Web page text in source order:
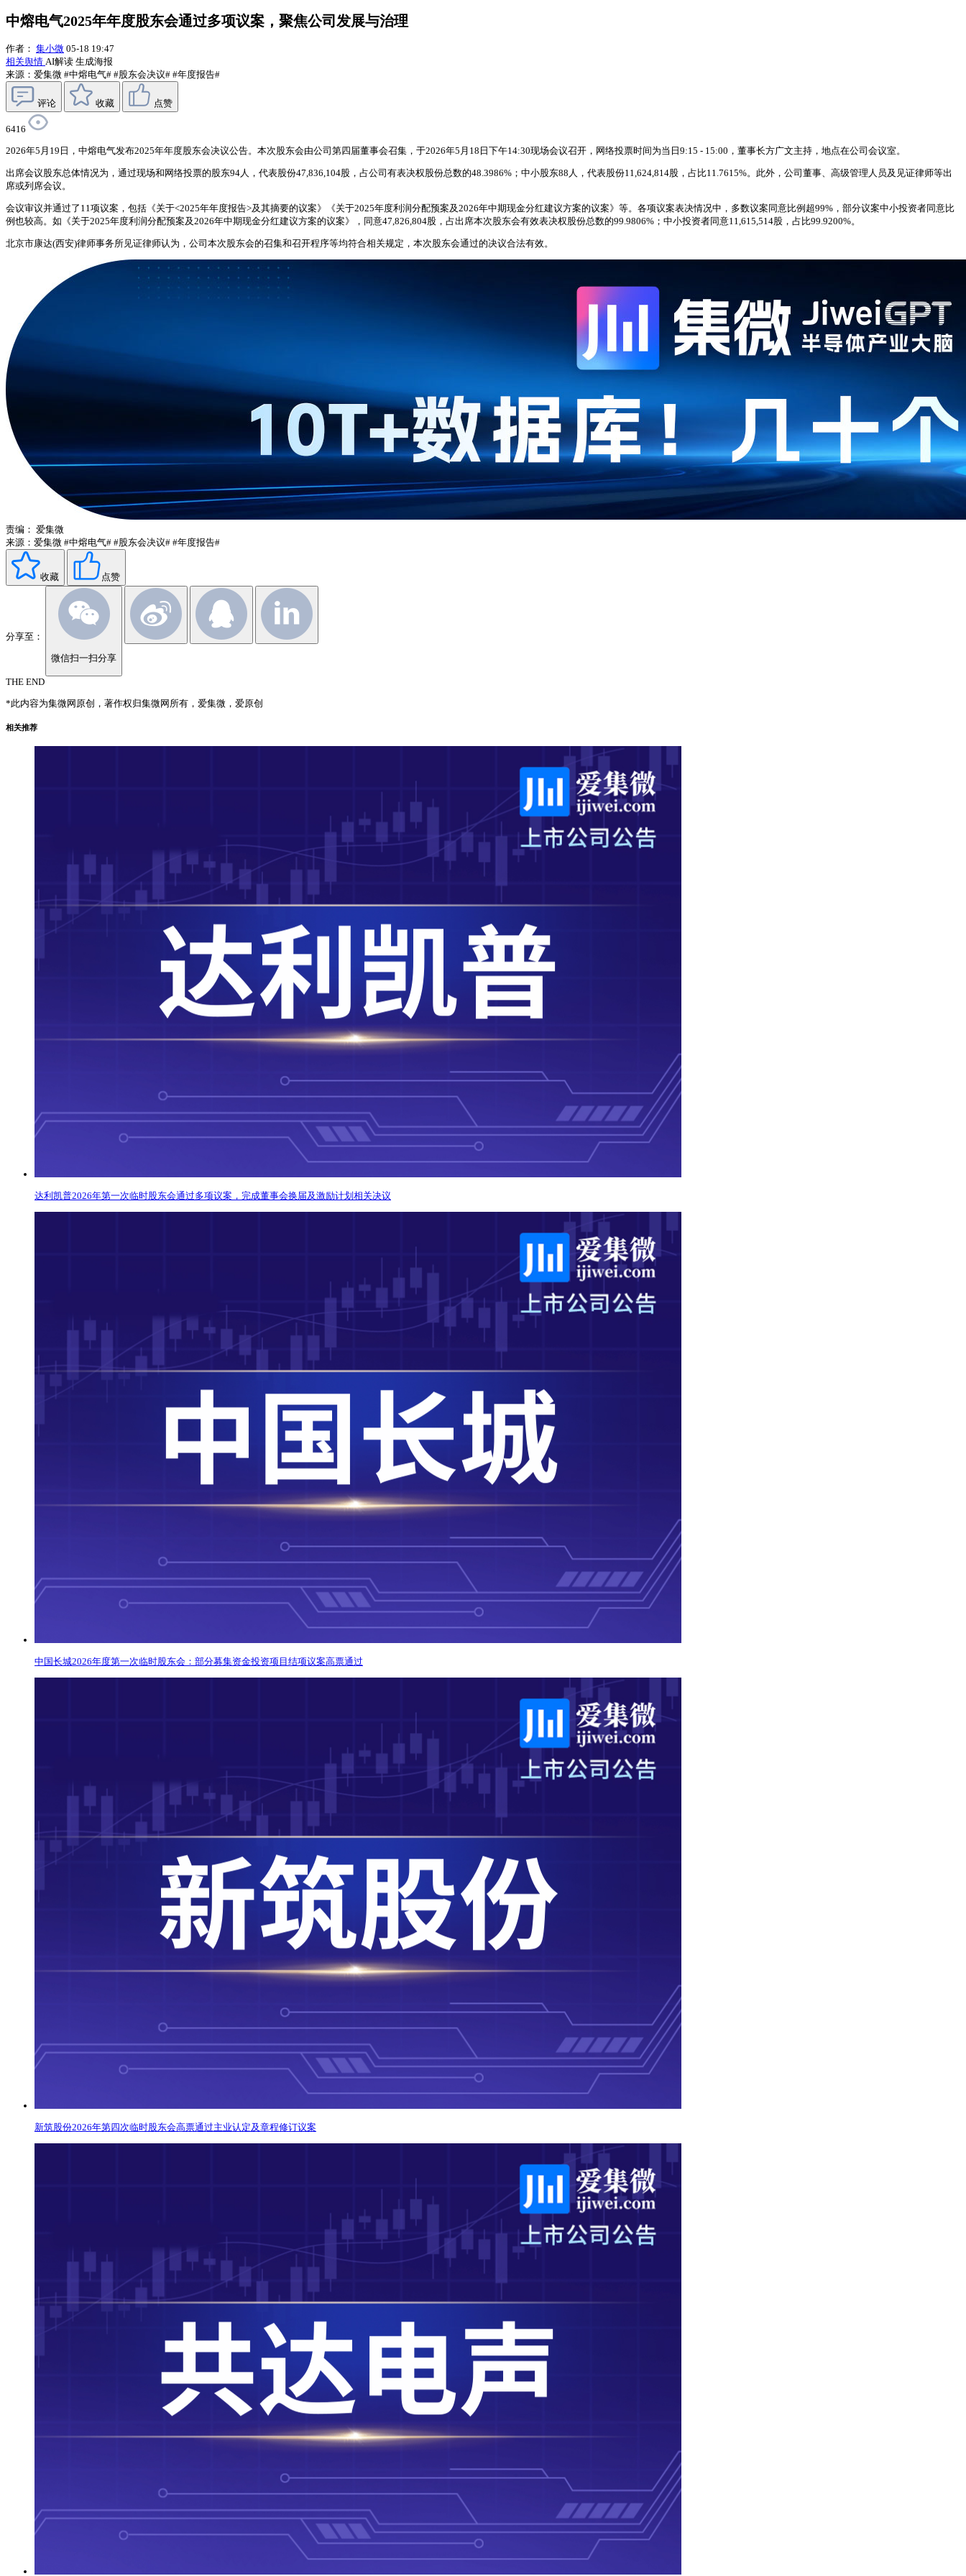
中熔电气2025年年度股东会通过多项议案，聚焦公司发展与治理
作者： 集小微 05-18 19:47
相关舆情 AI解读 生成海报
来源：爱集微 #中熔电气# #股东会决议# #年度报告#
评论 收藏 点赞
6416
2026年5月19日，中熔电气发布2025年年度股东会决议公告。本次股东会由公司第四届董事会召集，于2026年5月18日下午14:30现场会议召开，网络投票时间为当日9:15 - 15:00，董事长方广文主持，地点在公司会议室。
出席会议股东总体情况为，通过现场和网络投票的股东94人，代表股份47,836,104股，占公司有表决权股份总数的48.3986%；中小股东88人，代表股份11,624,814股，占比11.7615%。此外，公司董事、高级管理人员及见证律师等出
席或列席会议。
会议审议并通过了11项议案，包括《关于<2025年年度报告>及其摘要的议案》《关于2025年度利润分配预案及2026年中期现金分红建议方案的议案》等。各项议案表决情况中，多数议案同意比例超99%，部分议案中小投资者同意比
例也较高。如《关于2025年度利润分配预案及2026年中期现金分红建议方案的议案》，同意47,826,804股，占出席本次股东会有效表决权股份总数的99.9806%；中小投资者同意11,615,514股，占比99.9200%。
北京市康达(西安)律师事务所见证律师认为，公司本次股东会的召集和召开程序等均符合相关规定，本次股东会通过的决议合法有效。
责编： 爱集微
来源：爱集微 #中熔电气# #股东会决议# #年度报告#
收藏 点赞
分享至：
微信扫一扫分享
THE END
*此内容为集微网原创，著作权归集微网所有，爱集微，爱原创
相关推荐
达利凯普2026年第一次临时股东会通过多项议案，完成董事会换届及激励计划相关决议
中国长城2026年度第一次临时股东会：部分募集资金投资项目结项议案高票通过
新筑股份2026年第四次临时股东会高票通过主业认定及章程修订议案